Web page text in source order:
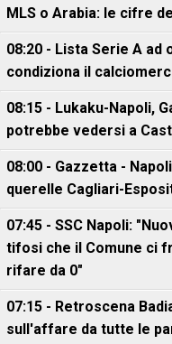
MLS o Arabia: le cifre
08:20 - Lista Serie A ad
condiziona il
08:15 - Lukaku-Napoli,
potrebbe vedersi a
08:00 - Gazzetta -
querelle Cagliari-
07:45 - SSC Napoli:
tifosi che il Comune ci
rifare da 0"
07:15 - Retroscena
sull'affare da tutte le